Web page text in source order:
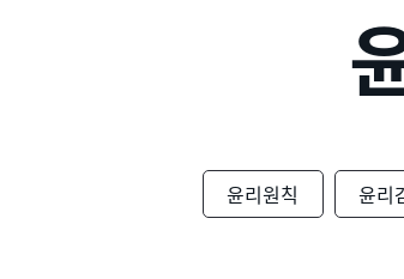
윤리원칙 윤리